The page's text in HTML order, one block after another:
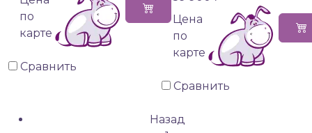
по
карте
Сравнить
Цена
по
карте
Сравнить
Назад